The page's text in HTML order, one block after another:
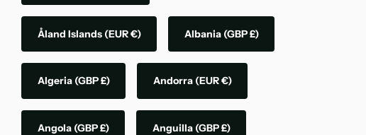
Åland Islands (EUR €) Albania (GBP £)
Algeria (GBP £) Andorra (EUR €)
Angola (GBP £) Anguilla (GBP £)